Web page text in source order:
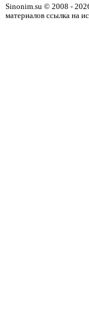
Sinonim.su © 2008 -
материалов ссылка на